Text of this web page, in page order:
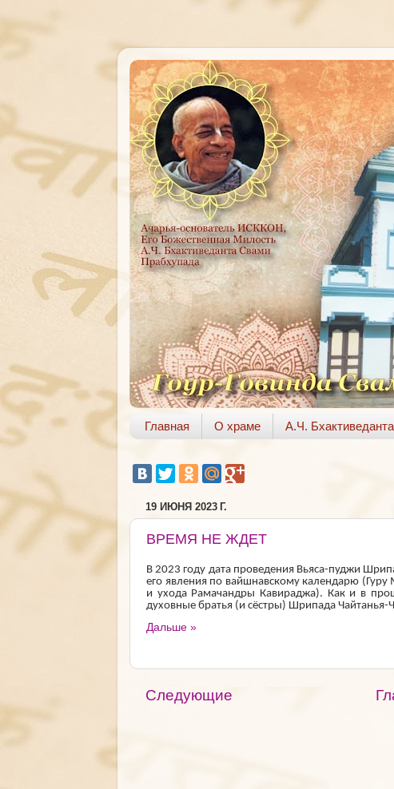
Главная О храме А.Ч.
19 ИЮНЯ 2023 Г.
ВРЕМЯ НЕ ЖДЕТ
В 2023 году дата проведения Вьяса-пуджи
его явления по вайшнавскому календарю
и ухода Рамачандры Кавираджа). Как и в
духовные братья (и сёстры) Шрипада Чайтанья-
Дальше »
Следующие